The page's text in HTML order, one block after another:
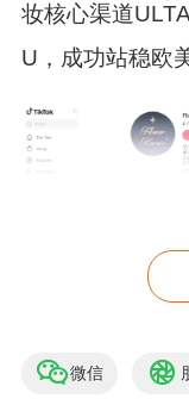
妆核心渠道
U ，成功站稳欧
（图说/花知晓
微信